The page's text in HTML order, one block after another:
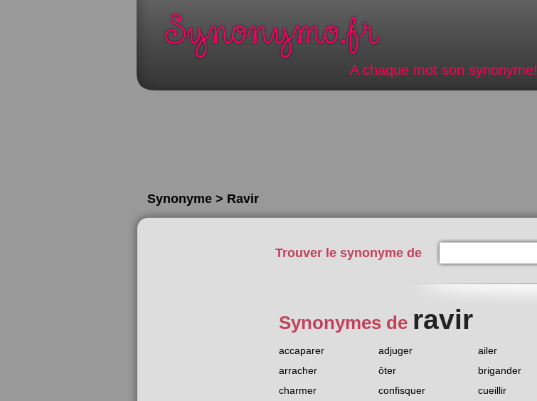
A chaque mot son synonyme!
Synonyme > Ravir
Trouver le synonyme de
Synonymes de ravir
accaparer adjuger ailer
arracher
ôter brigander
charmer
confisquer cueillir